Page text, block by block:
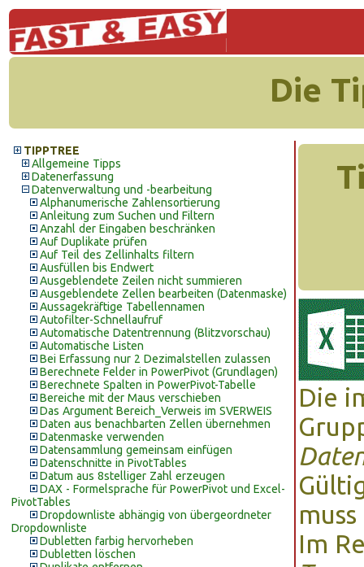
Die
TIPPTREE
Allgemeine Tipps
Datenerfassung
Datenverwaltung und -bearbeitung
Alphanumerische Zahlensortierung
Anleitung zum Suchen und Filtern
Anzahl der Eingaben beschränken
Auf Duplikate prüfen
Auf Teil des Zellinhalts filtern
Ausfüllen bis Endwert
Ausgeblendete Zeilen nicht summieren
Ausgeblendete Zellen bearbeiten (Datenmaske)
Aussagekräftige Tabellennamen
Autofilter-Schnellaufruf
Automatische Datentrennung (Blitzvorschau)
Automatische Listen
Bei Erfassung nur 2 Dezimalstellen zulassen
Berechnete Felder in PowerPivot (Grundlagen)
Berechnete Spalten in PowerPivot-Tabelle
Bereiche mit der Maus verschieben
Das Argument Bereich_Verweis im SVERWEIS
Daten aus benachbarten Zellen übernehmen
Datenmaske verwenden
Datensammlung gemeinsam einfügen
Datenschnitte in PivotTables
Datum aus 8stelliger Zahl erzeugen
DAX - Formelsprache für PowerPivot und Excel-
PivotTables
Dropdownliste abhängig von übergeordneter
Dropdownliste
Dubletten farbig hervorheben
Dubletten löschen
Die
Im